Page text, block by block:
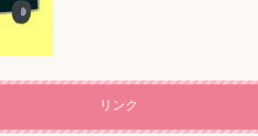
リンク